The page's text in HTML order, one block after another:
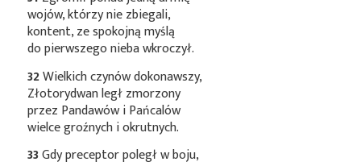
wojów, którzy nie zbiegali,
kontent, ze spokojną myślą
do pierwszego nieba wkroczył.
32Wielkich czynów dokonawszy,
Złotorydwan legł zmorzony
przez Pandawów i Pańcalów
wielce groźnych i okrutnych.
33Gdy preceptor poległ w boju,